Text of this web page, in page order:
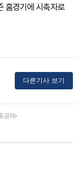
홈경기에 시축자로
다른기사 보기
금지>